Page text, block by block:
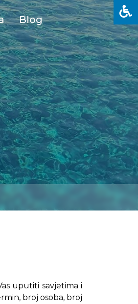
Blog
uputiti savjetima i
broj osoba, broj